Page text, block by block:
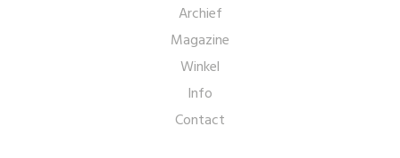
Archief
Magazine
Winkel
Info
Contact